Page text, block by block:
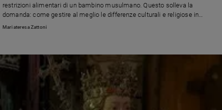
restrizioni alimentari di un bambino musulmano. Questo solleva la
domanda: come gestire al meglio le differenze culturali e religiose in
famiglia?
Mariateresa Zattoni